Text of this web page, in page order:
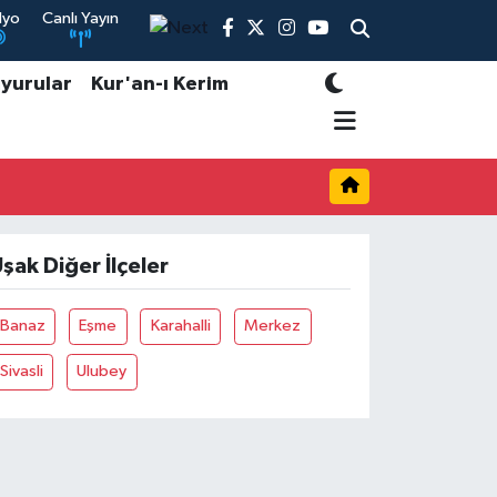
Canlı Yayın
Kur'an-ı Kerim
Diğer İlçeler
Banaz Eşme Karahalli Merkez
Sivasli Ulubey